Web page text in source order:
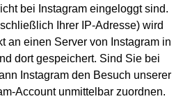
bei Instagram eingeloggt sind.
Ihrer IP-Adresse) wird
an einen Server von Instagram in
dort gespeichert. Sind Sie bei
Instagram den Besuch unserer
Account unmittelbar zuordnen.